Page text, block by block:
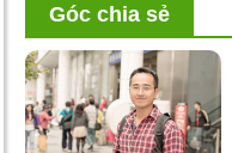
Góc chia sẻ